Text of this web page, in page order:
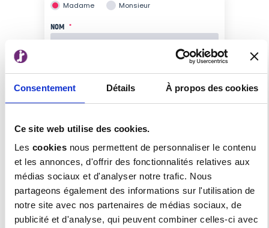
Consentement Détails À propos des cookies
Ce site web utilise des cookies.
Les cookiesnous permettent de personnaliser le contenu
et les annonces, d'offrir des fonctionnalités relatives aux
médias sociaux et d'analyser notre trafic. Nous
partageons également des informations sur l'utilisation de
notre site avec nos partenaires de médias sociaux, de
publicité et d'analyse, qui peuvent combiner celles-ci avec
Madame Monsieur
NOM *
E-MAIL *
TÉLÉPHONE
PAYS *